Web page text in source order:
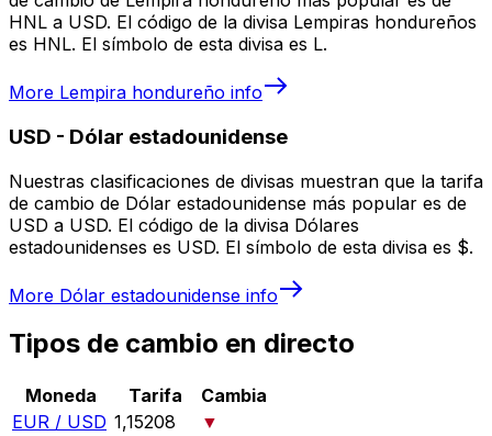
HNL a USD. El código de la divisa Lempiras hondureños
es HNL. El símbolo de esta divisa es L.
More Lempira hondureño info
USD - Dólar estadounidense
Nuestras clasificaciones de divisas muestran que la tarifa
de cambio de Dólar estadounidense más popular es de
USD a USD. El código de la divisa Dólares
estadounidenses es USD. El símbolo de esta divisa es $.
More Dólar estadounidense info
Tipos de cambio en directo
Moneda Tarifa
Cambia
EUR / USD 1,15208
▼